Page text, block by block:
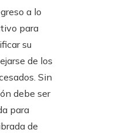
a lo
para
su
de los
Sin
debe ser
para
de